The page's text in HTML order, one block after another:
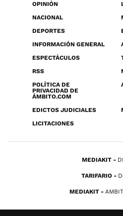
OPINIÓN
NACIONAL
DEPORTES
INFORMACIÓN GENERAL
ESPECTÁCULOS
RSS
POLÍTICA DE
PRIVACIDAD DE
ÁMBITO.COM
EDICTOS JUDICIALES
LICITACIONES
MEDIAKIT
TARIFARIO
MEDIAKIT